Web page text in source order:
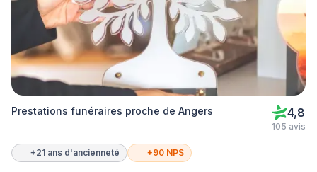
Prestations funéraires proche de Angers 4,8
105 avis
+21 ans d'ancienneté +90 NPS